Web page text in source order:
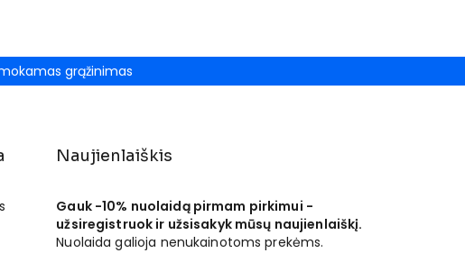
grąžinimas
Naujienlaiškis
Gauk -10% nuolaidą pirmam pirkimui -
užsiregistruok ir užsisakyk mūsų naujienlaiškį.
Nuolaida galioja nenukainotoms prekėms.